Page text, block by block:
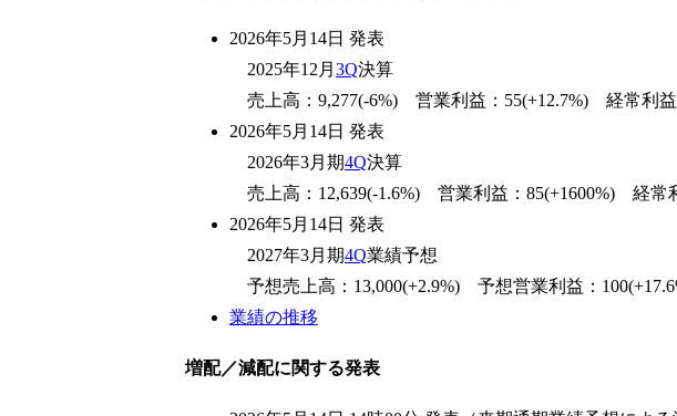
2026年5月14日 発表
2025年12月 3Q決算
売上高：9,277(-6%) 営業利益：55(+12.7%) 経常利
2026年5月14日 発表
2026年3月期4Q決算
売上高：12,639(-1.6%) 営業利益：85(+1600%) 経常
2026年5月14日 発表
2027年3月期4Q業績予想
予想売上高：13,000(+2.9%) 予想営業利益：
業績の推移
増配／減配に関する発表